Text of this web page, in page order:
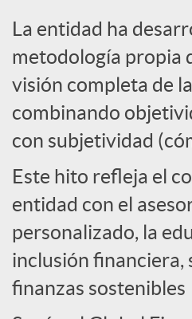
o
c
i
a
l
e
La entidad ha
metodología propia
visión completa de
combinando
con subjetividad
Este hito refleja el
entidad con el
personalizado, la
inclusión financiera,
finanzas sostenibles